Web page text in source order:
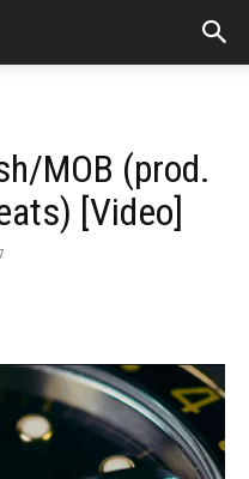
MOB (prod.
[Video]